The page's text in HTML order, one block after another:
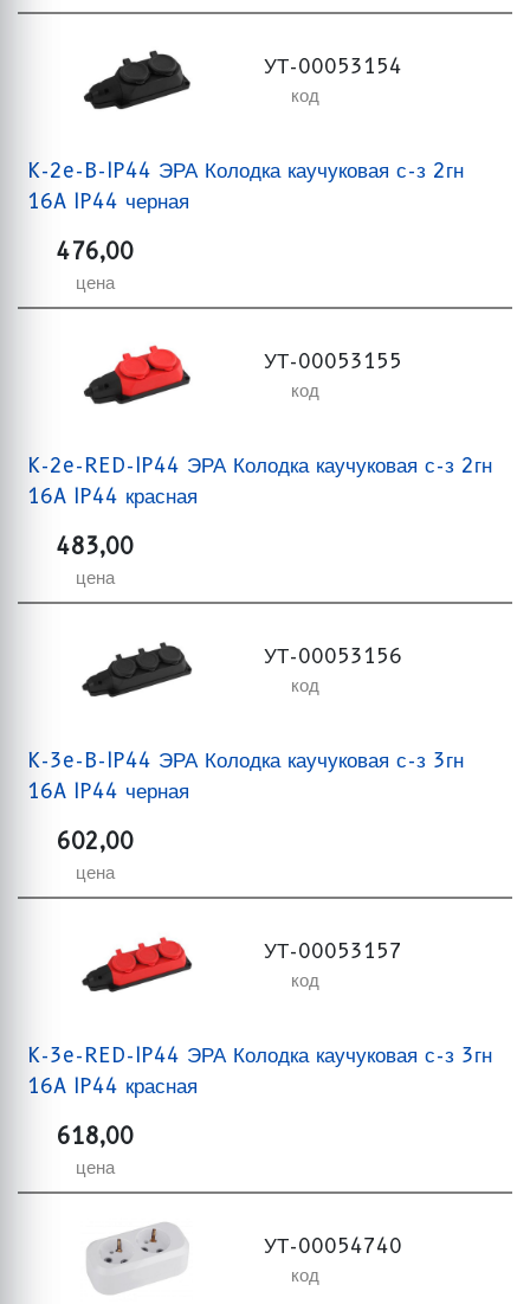
УТ-00053154
код
K-2e-B-IP44 ЭРА Колодка каучуковая с-з 2гн
16A IP44 черная
476,00
цена
УТ-00053155
код
K-2e-RED-IP44 ЭРА Колодка каучуковая с-з 2гн
16A IP44 красная
483,00
цена
УТ-00053156
код
K-3e-B-IP44 ЭРА Колодка каучуковая с-з 3гн
16A IP44 черная
602,00
цена
УТ-00053157
код
K-3e-RED-IP44 ЭРА Колодка каучуковая с-з 3гн
16A IP44 красная
618,00
цена
УТ-00054740
код